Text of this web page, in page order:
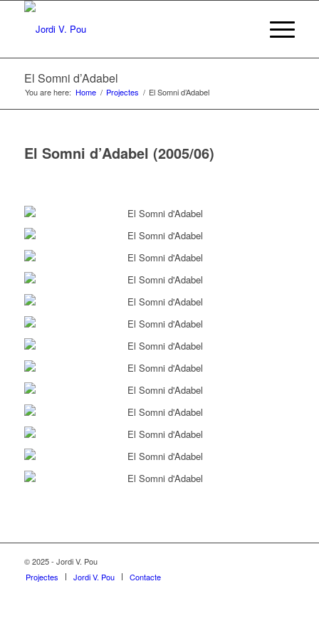
El Somni d’Adabel
You are here: Home / Projectes / El Somni d’Adabel
El Somni d’Adabel (2005/06)
© 2025 - Jordi V. Pou
Projectes
Jordi V. Pou Contacte